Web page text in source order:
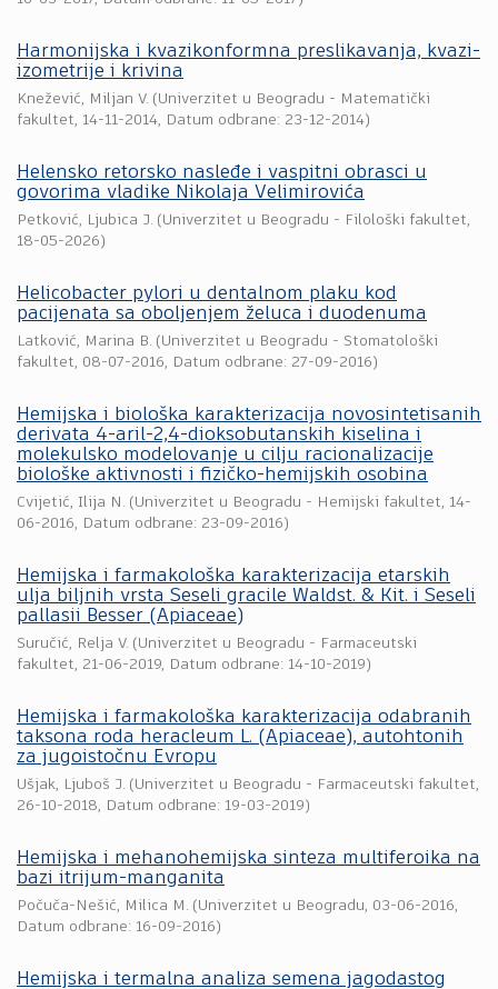
Harmonijska i kvazikonformna preslikavanja, kvazi-
izometrije i krivina
Knežević, Miljan V. (Univerzitet u Beogradu - Matematički
fakultet, 14-11-2014, Datum odbrane: 23-12-2014)
Helensko retorsko nasleđe i vaspitni obrasci u
govorima vladike Nikolaja Velimirovića
Petković, Ljubica J. (Univerzitet u Beogradu - Filološki fakultet,
18-05-2026)
Helicobacter pylori u dentalnom plaku kod
pacijenata sa oboljenjem želuca i duodenuma
Latković, Marina B. (Univerzitet u Beogradu - Stomatološki
fakultet, 08-07-2016, Datum odbrane: 27-09-2016)
Hemijska i biološka karakterizacija novosintetisanih
derivata 4-aril-2,4-dioksobutanskih kiselina i
molekulsko modelovanje u cilju racionalizacije
biološke aktivnosti i fizičko-hemijskih osobina
Cvijetić, Ilija N. (Univerzitet u Beogradu - Hemijski fakultet, 14-
06-2016, Datum odbrane: 23-09-2016)
Hemijska i farmakološka karakterizacija etarskih
ulja biljnih vrsta Seseli gracile Waldst. & Кit. i Seseli
pallasii Besser (Apiaceae)
Suručić, Relja V. (Univerzitet u Beogradu - Farmaceutski
fakultet, 21-06-2019, Datum odbrane: 14-10-2019)
Hemijska i farmakološka karakterizacija odabranih
taksona roda heracleum L. (Apiaceae), autohtonih
za jugoistočnu Evropu
Ušjak, Ljuboš J. (Univerzitet u Beogradu - Farmaceutski fakultet,
26-10-2018, Datum odbrane: 19-03-2019)
Hemijska i mehanohemijska sinteza multiferoika na
bazi itrijum-manganita
Počuča-Nešić, Milica M. (Univerzitet u Beogradu, 03-06-2016,
Datum odbrane: 16-09-2016)
Hemijska i termalna analiza semena jagodastog